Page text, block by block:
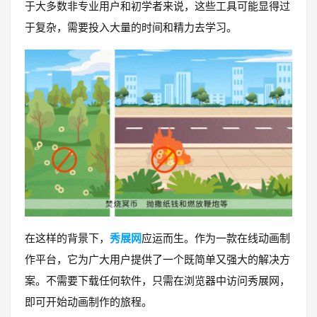
于大多数非专业用户和初学者来说，这些工具可能显得过
于复杂，需要投入大量的时间和精力去学习。
在这样的背景下， 秀展网应运而生。作为一款在线动画制
作平台，它为广大用户提供了一个既简单又强大的解决方
案。不需要下载任何软件，只需在浏览器中访问秀展网，
即可开始动画制作的旅程。